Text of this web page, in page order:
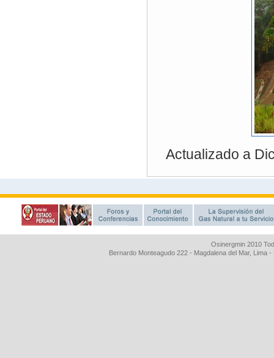
Osinergmin 2010
Bernardo Monteagudo 222 - Magdalena del Mar, Lima